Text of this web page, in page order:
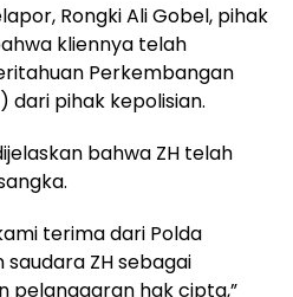
Rongki Ali Gobel, pihak
kliennya telah
Perkembangan
dari pihak kepolisian.
bahwa ZH telah
terima dari Polda
ZH sebagai
pelanggaran hak cipta,”